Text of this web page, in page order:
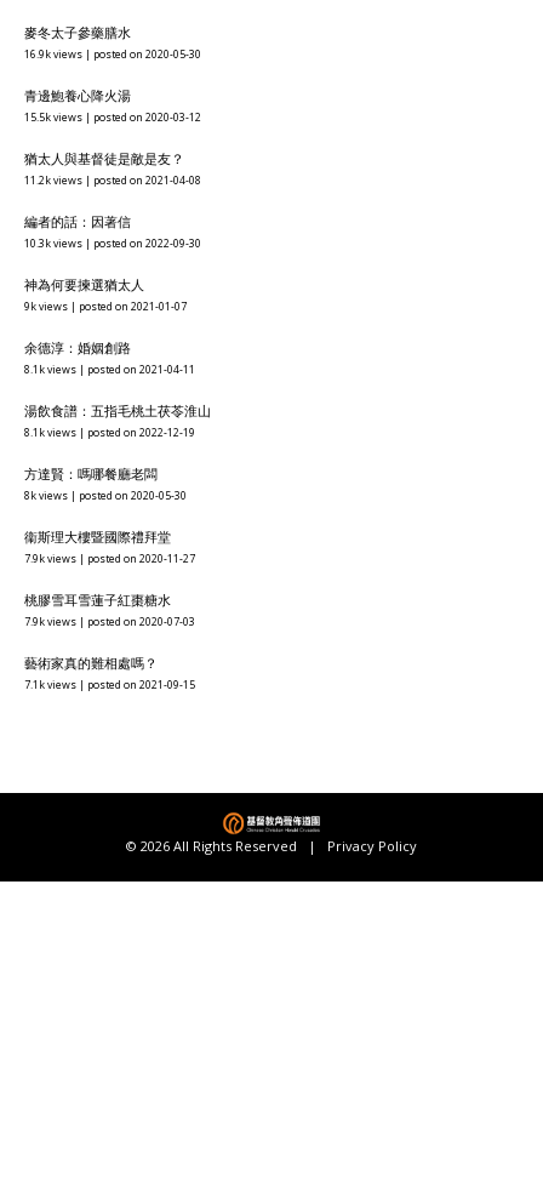
麥冬太子參藥膳水
16.9k views | posted on 2020-05-30
青邊鮑養心降火湯
15.5k views | posted on 2020-03-12
猶太人與基督徒是敵是友？
11.2k views | posted on 2021-04-08
編者的話：因著信
10.3k views | posted on 2022-09-30
神為何要揀選猶太人
9k views | posted on 2021-01-07
余德淳：婚姻創路
8.1k views | posted on 2021-04-11
湯飲食譜：五指毛桃土茯苓淮山
8.1k views | posted on 2022-12-19
方達賢：嗎哪餐廳老闆
8k views | posted on 2020-05-30
衞斯理大樓暨國際禮拜堂
7.9k views | posted on 2020-11-27
桃膠雪耳雪蓮子紅棗糖水
7.9k views | posted on 2020-07-03
藝術家真的難相處嗎？
7.1k views | posted on 2021-09-15
© 2026 All Rights Reserved | Privacy Policy